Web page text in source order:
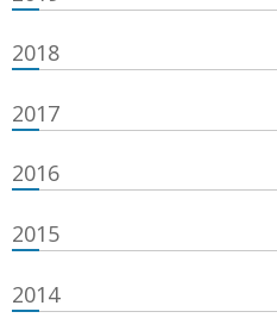
2018
2017
2016
2015
2014